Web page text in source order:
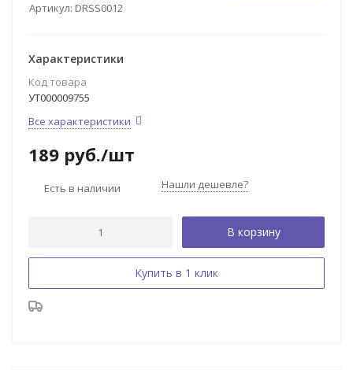
Артикул: DRSS0012
Характеристики
Код товара
УТ000009755
Все характеристики
189 руб./шт
Есть в наличии Нашли дешевле?
В корзину
Купить в 1 клик